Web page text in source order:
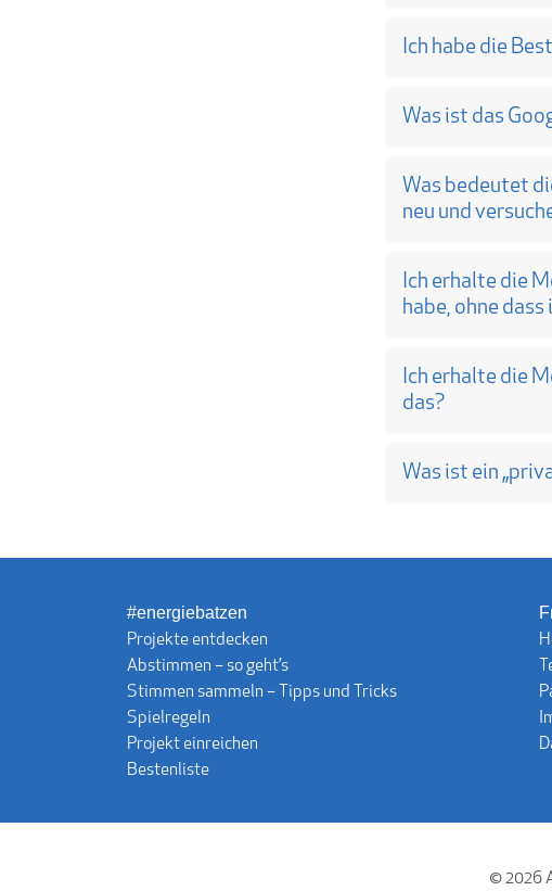
Ich habe die
Was ist das
Was bedeutet
neu und
Ich erhalte die
habe, ohne
Ich erhalte die
das?
Was ist ein
#energiebatzen
Projekte entdecken
Abstimmen – so geht’s
Stimmen sammeln – Tipps und Tricks
Spielregeln
Projekt einreichen
Bestenliste
© 2026